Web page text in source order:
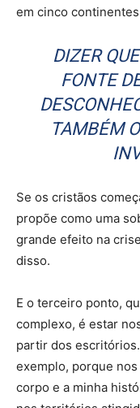
em cinco
DIZER
FONTE
TAMBÉM
Se os cristãos
propõe como uma
grande efeito na
disso.
E o terceiro ponto,
complexo, é estar
partir dos
exemplo, porque
corpo e a minha